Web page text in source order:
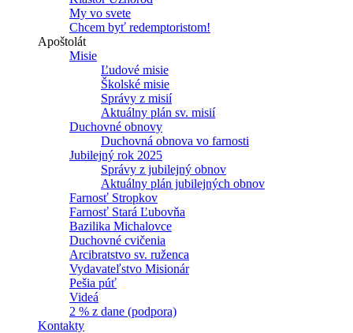
My vo svete
Chcem byť redemptoristom!
Apoštolát
Misie
Ľudové misie
Školské misie
Správy z misií
Aktuálny plán sv. misií
Duchovné obnovy
Duchovná obnova vo farnosti
Jubilejný rok 2025
Správy z jubilejný obnov
Aktuálny plán jubilejných obnov
Farnosť Stropkov
Farnosť Stará Ľubovňa
Bazilika Michalovce
Duchovné cvičenia
Arcibratstvo sv. ruženca
Vydavateľstvo Misionár
Pešia púť
Videá
2 % z dane (podpora)
Kontakty